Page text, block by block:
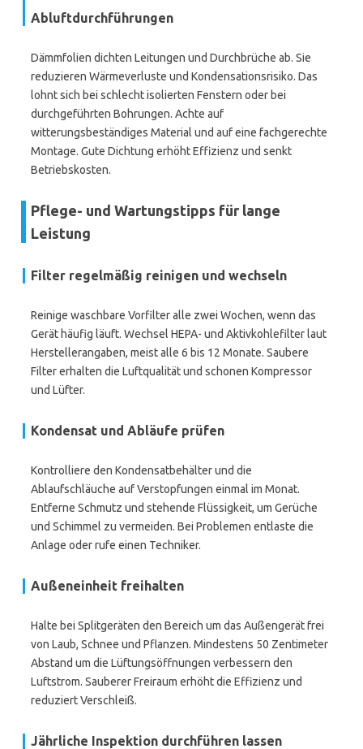
Abluftdurchführungen
Dämmfolien dichten Leitungen und Durchbrüche ab. Sie
reduzieren Wärmeverluste und Kondensationsrisiko. Das
lohnt sich bei schlecht isolierten Fenstern oder bei
durchgeführten Bohrungen. Achte auf
witterungsbeständiges Material und auf eine fachgerechte
Montage. Gute Dichtung erhöht Effizienz und senkt
Betriebskosten.
Pflege- und Wartungstipps für lange
Leistung
Filter regelmäßig reinigen und wechseln
Reinige waschbare Vorfilter alle zwei Wochen, wenn das
Gerät häufig läuft. Wechsel HEPA- und Aktivkohlefilter laut
Herstellerangaben, meist alle 6 bis 12 Monate. Saubere
Filter erhalten die Luftqualität und schonen Kompressor
und Lüfter.
Kondensat und Abläufe prüfen
Kontrolliere den Kondensatbehälter und die
Ablaufschläuche auf Verstopfungen einmal im Monat.
Entferne Schmutz und stehende Flüssigkeit, um Gerüche
und Schimmel zu vermeiden. Bei Problemen entlaste die
Anlage oder rufe einen Techniker.
Außeneinheit freihalten
Halte bei Splitgeräten den Bereich um das Außengerät frei
von Laub, Schnee und Pflanzen. Mindestens 50 Zentimeter
Abstand um die Lüftungsöffnungen verbessern den
Luftstrom. Sauberer Freiraum erhöht die Effizienz und
reduziert Verschleiß.
Jährliche Inspektion durchführen lassen